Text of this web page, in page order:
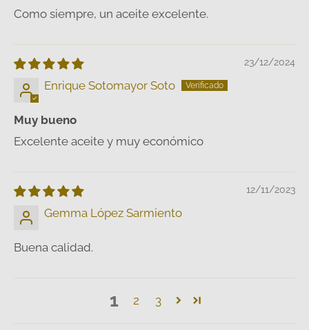
Como siempre, un aceite excelente.
23/12/2024
Enrique Sotomayor Soto
Muy bueno
Excelente aceite y muy económico
12/11/2023
Gemma López Sarmiento
Buena calidad.
1 2 3